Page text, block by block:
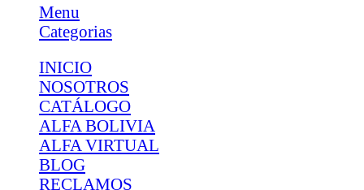
Menu
Categorias
INICIO
NOSOTROS
CATÁLOGO
ALFA BOLIVIA
ALFA VIRTUAL
BLOG
RECLAMOS